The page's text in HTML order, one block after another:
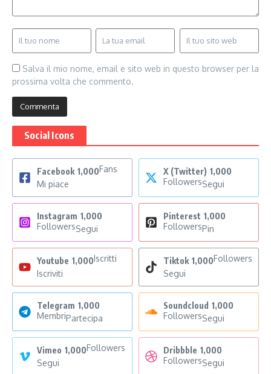
Salva il mio nome, email e sito web in questo browser per la
prossima volta che commento.
Social Icons
Facebook 1,000Fans
Mi piace
X (Twitter) 1,000
FollowersSegui
Instagram 1,000
FollowersSegui
Pinterest 1,000
FollowersPin
Youtube 1,000Iscritti
Iscriviti
Tiktok 1,000Followers
Segui
Telegram 1,000
MembriPartecipa
Soundcloud 1,000
FollowersSegui
Vimeo 1,000Followers
Segui
Dribbble 1,000
FollowersSegui